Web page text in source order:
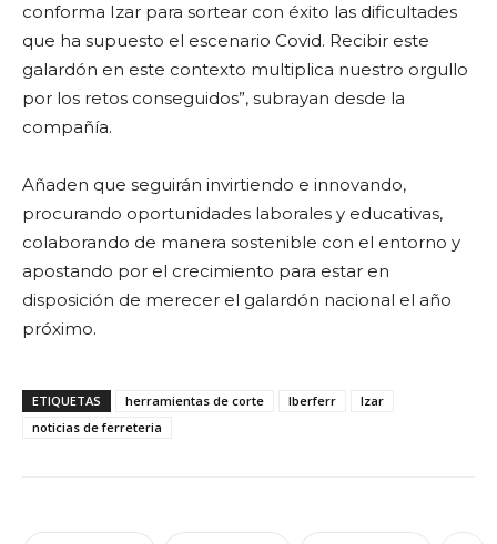
conforma Izar para sortear con éxito las dificultades
que ha supuesto el escenario Covid. Recibir este
galardón en este contexto multiplica nuestro orgullo
por los retos conseguidos”, subrayan desde la
compañía.
Añaden que seguirán invirtiendo e innovando,
procurando oportunidades laborales y educativas,
colaborando de manera sostenible con el entorno y
apostando por el crecimiento para estar en
disposición de merecer el galardón nacional el año
próximo.
ETIQUETAS herramientas de corte Iberferr
Izar
noticias de ferreteria